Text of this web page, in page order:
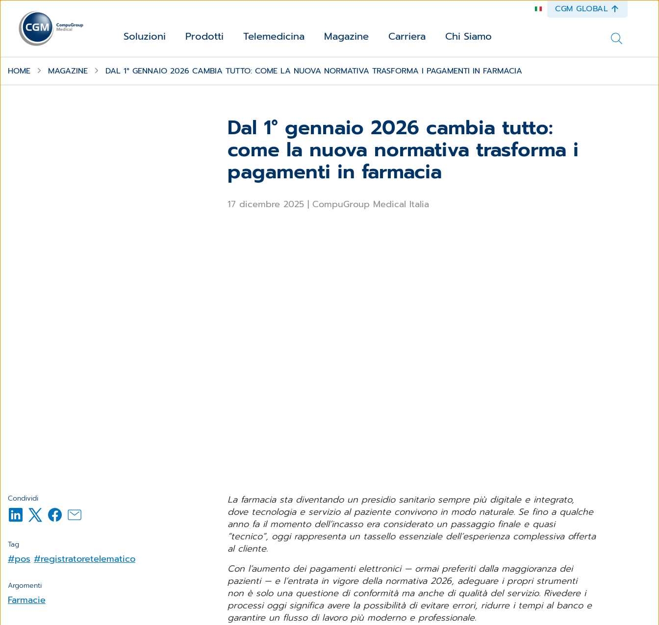
CGM GLOBAL
Soluzioni Prodotti Telemedicina Magazine Carriera Chi Siamo
HOME MAGAZINE DAL 1° GENNAIO 2026 CAMBIA TUTTO: COME LA NUOVA NORMATIVA TRASFORMA I PAGAMENTI IN FARMACIA
Dal 1° gennaio 2026 cambia tutto:
come la nuova normativa trasforma i
pagamenti in farmacia
17 dicembre 2025 | CompuGroup Medical Italia
Condividi
Tag
#pos #registratoretelematico
Argomenti
Farmacie
La farmacia sta diventando un presidio sanitario sempre più digitale e integrato,
dove tecnologia e servizio al paziente convivono in modo naturale. Se fino a qualche
anno fa il momento dell’incasso era considerato un passaggio finale e quasi
“tecnico”, oggi rappresenta un tassello essenziale dell’esperienza complessiva offerta
al cliente.
Con l’aumento dei pagamenti elettronici — ormai preferiti dalla maggioranza dei
pazienti — e l’entrata in vigore della normativa 2026, adeguare i propri strumenti
non è solo una questione di conformità ma anche di qualità del servizio. Rivedere i
processi oggi significa avere la possibilità di evitare errori, ridurre i tempi al banco e
garantire un flusso di lavoro più moderno e professionale.